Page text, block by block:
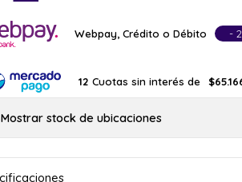
Webpay, Crédito o Débito -
12 Cuotas sin interés de
Mostrar stock de ubicaciones